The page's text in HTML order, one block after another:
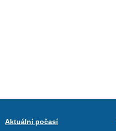
Aktuální počasí